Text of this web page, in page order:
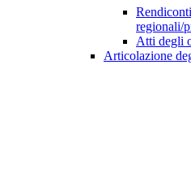
regionali/
Atti degli
Articolazione